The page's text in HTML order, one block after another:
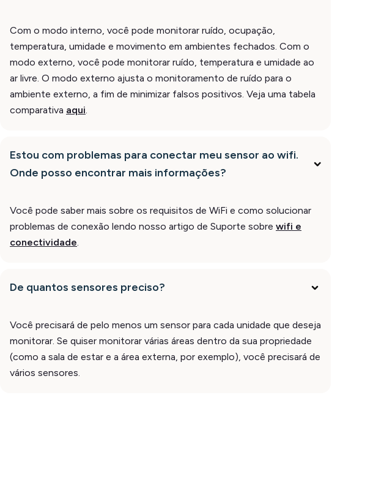
Com o modo interno, você pode monitorar ruído, ocupação,
temperatura, umidade e movimento em ambientes fechados. Com o
modo externo, você pode monitorar ruído, temperatura e umidade ao
ar livre. O modo externo ajusta o monitoramento de ruído para o
ambiente externo, a fim de minimizar falsos positivos. Veja uma tabela
comparativa aqui.
Estou com problemas para conectar meu sensor ao wifi.
Onde posso encontrar mais informações?
Você pode saber mais sobre os requisitos de WiFi e como solucionar
problemas de conexão lendo nosso artigo de Suporte sobre wifi e
conectividade.
De quantos sensores preciso?
Você precisará de pelo menos um sensor para cada unidade que deseja
monitorar. Se quiser monitorar várias áreas dentro da sua propriedade
(como a sala de estar e a área externa, por exemplo), você precisará de
vários sensores.